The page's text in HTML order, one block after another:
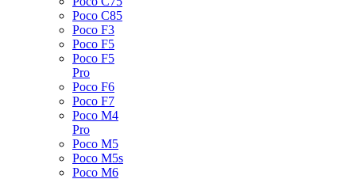
Poco C85
Poco F3
Poco F5
Poco F5
Pro
Poco F6
Poco F7
Poco M4
Pro
Poco M5
Poco M5s
Poco M6